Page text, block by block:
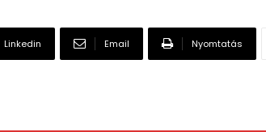
Linkedin Email Nyomtatás